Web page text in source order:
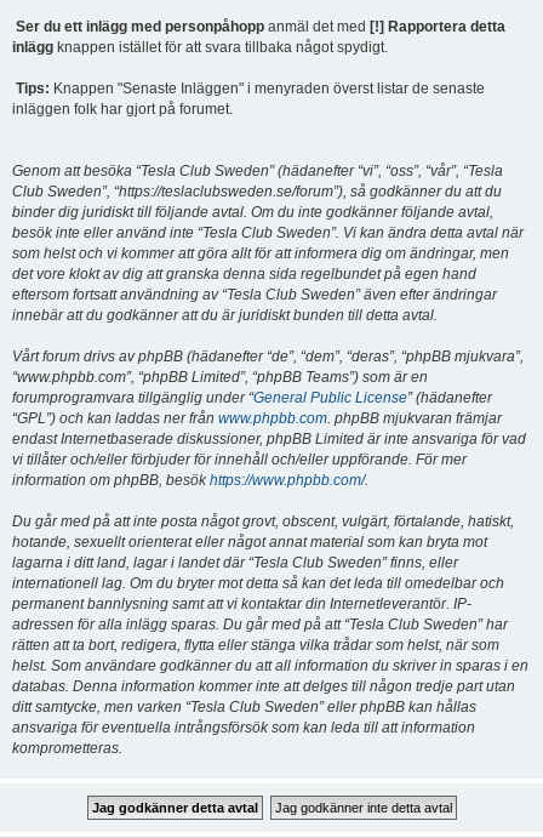
Ser du ett inlägg med personpåhopp anmäl det med [!] Rapportera detta
inlägg knappen istället för att svara tillbaka något spydigt.
Tips: Knappen "Senaste Inläggen" i menyraden överst listar de senaste
inläggen folk har gjort på forumet.
Genom att besöka “Tesla Club Sweden” (hädanefter “vi”, “oss”, “vår”, “Tesla
Club Sweden”, “https://teslaclubsweden.se/forum”), så godkänner du att du
binder dig juridiskt till följande avtal. Om du inte godkänner följande avtal,
besök inte eller använd inte “Tesla Club Sweden”. Vi kan ändra detta avtal när
som helst och vi kommer att göra allt för att informera dig om ändringar, men
det vore klokt av dig att granska denna sida regelbundet på egen hand
eftersom fortsatt användning av “Tesla Club Sweden” även efter ändringar
innebär att du godkänner att du är juridiskt bunden till detta avtal.
Vårt forum drivs av phpBB (hädanefter “de”, “dem”, “deras”, “phpBB mjukvara”,
“www.phpbb.com”, “phpBB Limited”, “phpBB Teams”) som är en
forumprogramvara tillgänglig under “General Public License” (hädanefter
“GPL”) och kan laddas ner från www.phpbb.com. phpBB mjukvaran främjar
endast Internetbaserade diskussioner, phpBB Limited är inte ansvariga för vad
vi tillåter och/eller förbjuder för innehåll och/eller uppförande. För mer
information om phpBB, besökhttps://www.phpbb.com/.
Du går med på att inte posta något grovt, obscent, vulgärt, förtalande, hatiskt,
hotande, sexuellt orienterat eller något annat material som kan bryta mot
lagarna i ditt land, lagar i landet där “Tesla Club Sweden” finns, eller
internationell lag. Om du bryter mot detta så kan det leda till omedelbar och
permanent bannlysning samt att vi kontaktar din Internetleverantör. IP-
adressen för alla inlägg sparas. Du går med på att “Tesla Club Sweden” har
rätten att ta bort, redigera, flytta eller stänga vilka trådar som helst, när som
helst. Som användare godkänner du att all information du skriver in sparas i en
databas. Denna information kommer inte att delges till någon tredje part utan
ditt samtycke, men varken “Tesla Club Sweden” eller phpBB kan hållas
ansvariga för eventuella intrångsförsök som kan leda till att information
komprometteras.